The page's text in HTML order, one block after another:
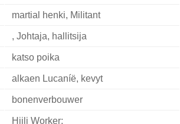
martial henki, Militant
, Johtaja, hallitsija
katso poika
alkaen Lucaníë, kevyt
bonenverbouwer
Hiili Worker;